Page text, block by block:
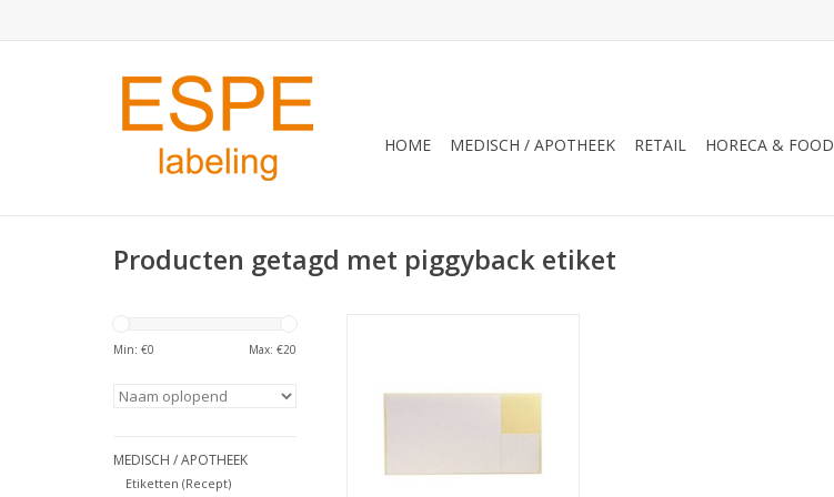
HOME MEDISCH / APOTHEEK RETAIL HORECA & FOOD
Producten getagd met piggyback etiket
Min: €0 Max: €20
MEDISCH / APOTHEEK
Etiketten (Recept)